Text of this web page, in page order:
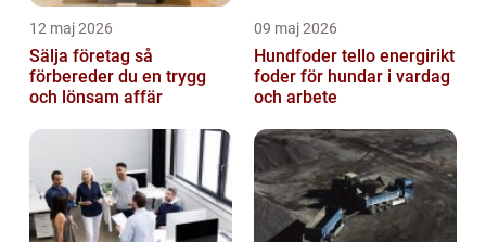
12 maj 2026
Sälja företag så
förbereder du en trygg
och lönsam affär
09 maj 2026
Hundfoder tello energirikt
foder för hundar i vardag
och arbete